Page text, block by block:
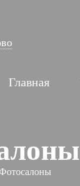
Главная